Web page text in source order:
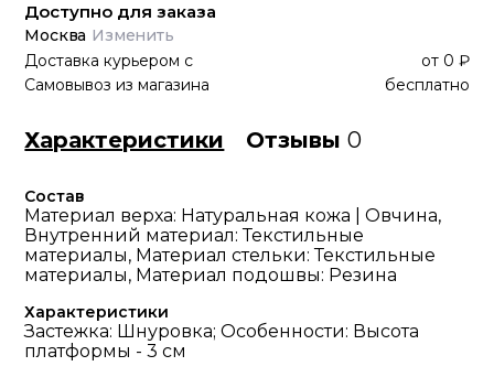
Доступно для заказа
Москва Изменить
Доставка курьером с от 0 ₽
Самовывоз из магазина
бесплатно
Характеристики Отзывы0
Состав
Материал верха: Натуральная кожа | Овчина,
Внутренний материал: Текстильные
материалы, Материал стельки: Текстильные
материалы, Материал подошвы: Резина
Характеристики
Застежка: Шнуровка; Особенности: Высота
платформы - 3 см